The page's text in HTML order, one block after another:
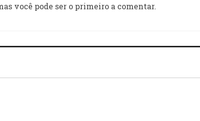
você pode ser o primeiro a comentar.